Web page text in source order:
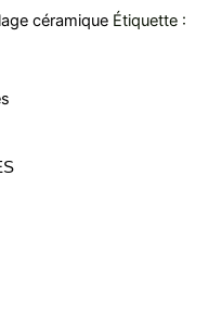
céramique Étiquette :